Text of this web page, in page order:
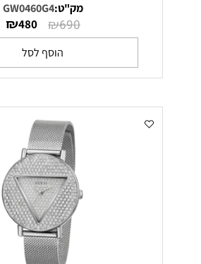
מק"ט:GW0460G4
₪690
₪480
הוסף לסל